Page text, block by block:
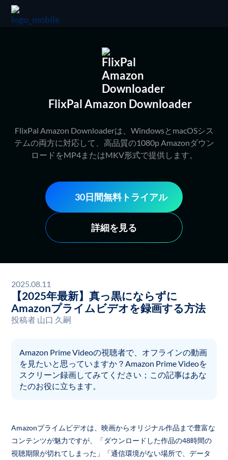
FlixPal Amazon Downloader
FlixPal Amazon Downloaderは、WindowsとmacOSシス
テムの両方に対応して、高品質の1080p Amazonダウン
ロードをMP4またはMKV形式で提供します。
30日間無料トライアル
詳細を見る
2025.08.11
【2025年最新】真っ黒にならずに
Amazonプライムビデオを録画する方法
投稿者 山口 久嗣
Amazon Prime Videoの視聴者で、オフラインの動画
を見たいと思っていますか？Amazon Prime Videoを
スクリーン録画してみてください；この記事はあな
たのお役に立ちます。
Amazonプライムビデオは、映画からオリジナル作品まで豊富な
コンテンツが魅力ですが、「ダウンロードした作品の48時間の
視聴期限が切れてしまった」「通信環境がない場所で、データ